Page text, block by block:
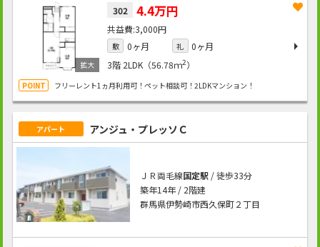
302 4.4万円
3,000円
敷 0ヶ月 礼
0ヶ月
3階 2LDK（56.78ｍ2）
フリーレント1ヵ月利用可！ペット相談可！2LDKマンション！
アパート アンジュ・プレッソＣ
ＪＲ両毛線国定駅/ 徒歩33分
築年14年 / 2階建
群馬県伊勢崎市西久保町２丁目